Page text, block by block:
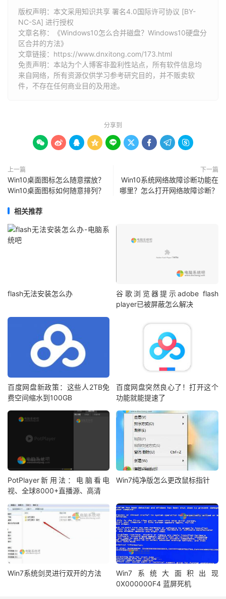
版权声明：本文采用知识共享 署名4.0国际许可协议 [BY-
NC-SA] 进行授权
文章名称：《Windows10怎么合并磁盘？Windows10硬盘分
区合并的方法》
文章链接： https://www.dnxitong.com/173.html
免责声明：本站为个人博客非盈利性站点，所有软件信息均
来自网络，所有资源仅供学习参考研究目的，并不贩卖软
件，不存在任何商业目的及用途。
分享到
        
上一篇
Win10桌面图标怎么随意摆放？
Win10桌面图标如何随意排列？
下一篇
Win10系统网络故障诊断功能在
哪里？怎么打开网络故障诊断？
相关推荐
flash无法安装怎么办
谷歌浏览器提示adobe flash
player已被屏蔽怎么解决
百度网盘新政策：这些人2TB免
费空间缩水到100GB
百度网盘突然良心了！打开这个
功能就能提速了
PotPlayer新用法：电脑看电
视、全球8000+直播源、高清
Win7纯净版怎么更改鼠标指针
Win7系统剑灵进行双开的方法
Win7系统大面积出现
0X000000F4 蓝屏死机